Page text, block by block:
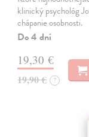
klinický psychológ
chápanie osobnosti.
Do 4 dní
19,30 €
19,90 € ?